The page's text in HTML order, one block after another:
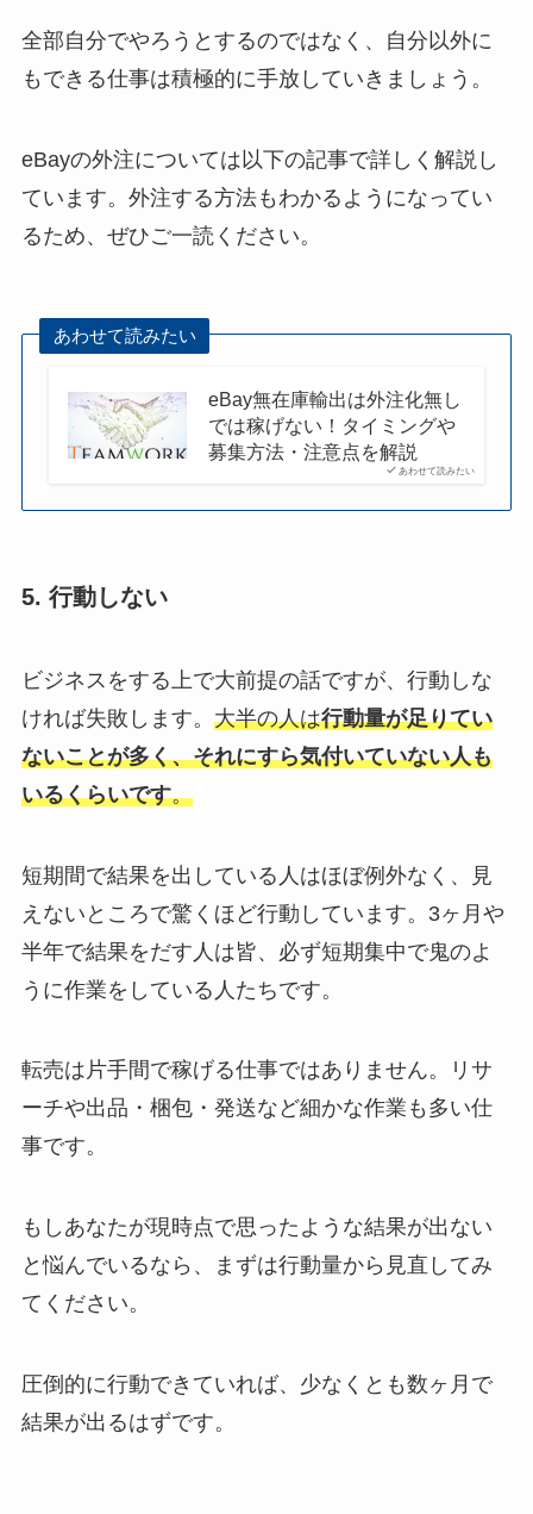
全部自分でやろうとするのではなく、自分以外に
もできる仕事は積極的に手放していきましょう。
eBayの外注については以下の記事で詳しく解説し
ています。外注する方法もわかるようになってい
るため、ぜひご一読ください。
あわせて読みたい
あわせて読みたい
eBay無在庫輸出は外注化無し
では稼げない！タイミングや
募集方法・注意点を解説
5. 行動しない
ビジネスをする上で大前提の話ですが、行動しな
ければ失敗します。 大半の人は行動量が足りてい
ないことが多く、それにすら気付いていない人も
いるくらいです。
短期間で結果を出している人はほぼ例外なく、見
えないところで驚くほど行動しています。3ヶ月や
半年で結果をだす人は皆、必ず短期集中で鬼のよ
うに作業をしている人たちです。
転売は片手間で稼げる仕事ではありません。リサ
ーチや出品・梱包・発送など細かな作業も多い仕
事です。
もしあなたが現時点で思ったような結果が出ない
と悩んでいるなら、まずは行動量から見直してみ
てください。
圧倒的に行動できていれば、少なくとも数ヶ月で
結果が出るはずです。